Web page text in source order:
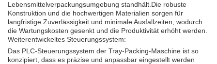
Lebensmittelverpackungsumgebung standhält.Die robuste
Konstruktion und die hochwertigen Materialien sorgen für
langfristige Zuverlässigkeit und minimale Ausfallzeiten, wodurch
die Wartungskosten gesenkt und die Produktivität erhöht werden.
Weiterentwickeltes Steuerungssystem:
Das PLC-Steuerungssystem der Tray-Packing-Maschine ist so
konzipiert, dass es präzise und anpassbar eingestellt werden